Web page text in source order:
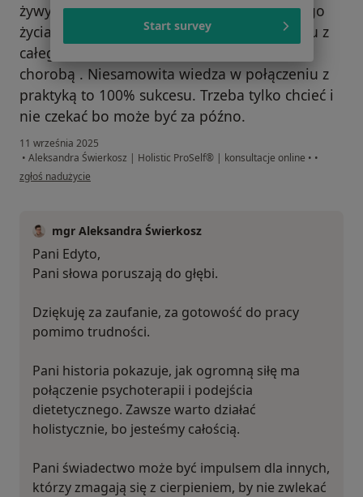
żywych w najtrudniejszym momencie mojego
życia . Uleczyła moją duszę i ciało . Każdemu z
całego serca polecę jej osobę w walce z
chorobą . Niesamowita wiedza w połączeniu z
praktyką to 100% sukcesu. Trzeba tylko chcieć i
nie czekać bo może być za późno.
11 września 2025
• Aleksandra Świerkosz | Holistic ProSelf® | konsultacje online • •
w opinii użytkownika Edyta
zgłoś nadużycie
mgr Aleksandra Świerkosz
Pani Edyto,
Pani słowa poruszają do głębi.
Dziękuję za zaufanie, za gotowość do pracy
pomimo trudności.
Pani historia pokazuje, jak ogromną siłę ma
połączenie psychoterapii i podejścia
dietetycznego. Zawsze warto działać
holistycznie, bo jesteśmy całością.
Pani świadectwo może być impulsem dla innych,
którzy zmagają się z cierpieniem, by nie zwlekać
Start survey